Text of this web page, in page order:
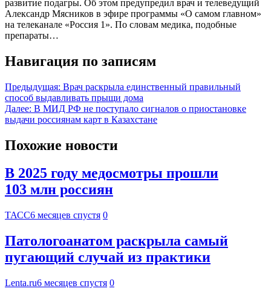
развитие подагры. Об этом предупредил врач и телеведущий
Александр Мясников в эфире программы «О самом главном»
на телеканале «Россия 1». По словам медика, подобные
препараты…
Навигация по записям
Предыдущая: Врач раскрыла единственный правильный
способ выдавливать прыщи дома
Далее: В МИД РФ не поступало сигналов о приостановке
выдачи россиянам карт в Казахстане
Похожие новости
В 2025 году медосмотры прошли
103 млн россиян
ТАСС6 месяцев спустя 0
Патологоанатом раскрыла самый
пугающий случай из практики
Lenta.ru6 месяцев спустя 0